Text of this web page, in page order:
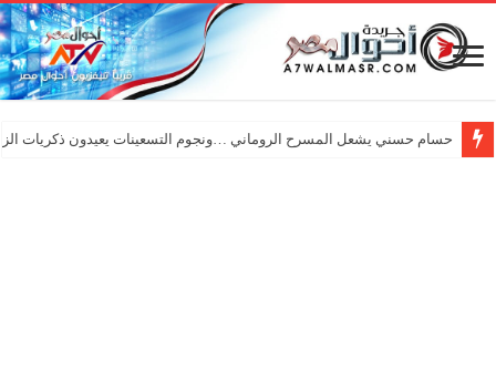
حسام حسني يشعل المسرح الروماني …ونجوم التسعينات يعيدون ذكريات